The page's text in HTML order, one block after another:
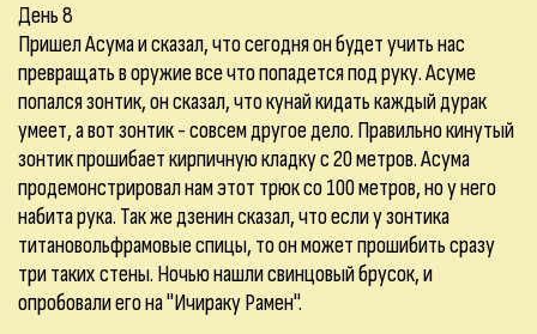
День 8
Пришел Асума и сказал, что сегодня он будет учить нас
превращать в оружие все что попадется под руку. Асуме
попался зонтик, он сказал, что кунай кидать каждый дурак
умеет, а вот зонтик - совсем другое дело. Правильно кинутый
зонтик прошибает кирпичную кладку с 20 метров. Асума
продемонстрировал нам этот трюк со 100 метров, но у него
набита рука. Так же дзенин сказал, что если у зонтика
титановольфрамовые спицы, то он может прошибить сразу
три таких стены. Ночью нашли свинцовый брусок, и
опробовали его на "Ичираку Рамен".